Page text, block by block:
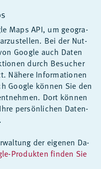
Maps API, um geo­gra­
Bei der Nut­
Goog­le auch Da­ten
durch Be­su­cher
Nä­he­re In­for­ma­tio­nen
Goog­le kön­nen Sie den
Dort kön­nen
per­sön­li­chen Da­ten­
der ei­ge­nen Da­
Produkten finden Sie